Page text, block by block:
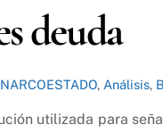
deuda
, Análisis,
utilizada para